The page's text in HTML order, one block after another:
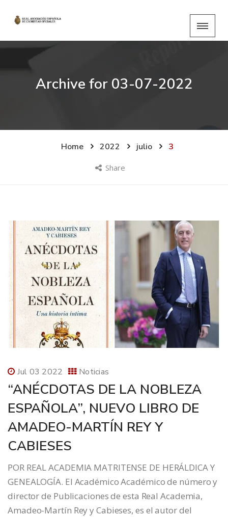
Archive for 03-07-2022
Home 2022 julio 3
Share
Jul 03 2022 Noticias
“ANÉCDOTAS DE LA NOBLEZA
ESPAÑOLA”, NUEVO LIBRO DE
AMADEO-MARTÍN REY Y
CABIESES
POR REAL ACADEMIA MATRITENSE DE HERÁLDICA Y
GENEALOGÍA. El Académico Académico de número y
director de Publicaciones de esta Real Academia,
Amadeo-Martín Rey y Cabieses, es el autor del